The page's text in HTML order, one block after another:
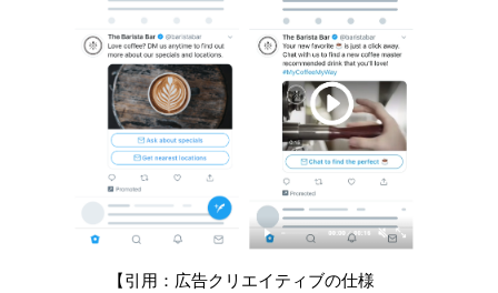
【引用：広告クリエイティブの仕様